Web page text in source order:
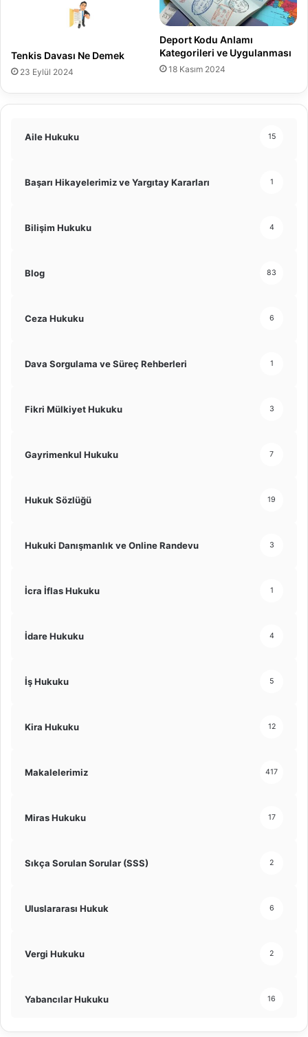
Tenkis Davası Ne Demek
23 Eylül 2024
Deport Kodu Anlamı
Kategorileri ve Uygulanması
18 Kasım 2024
Aile Hukuku 15
Başarı Hikayelerimiz ve Yargıtay Kararları 1
Bilişim Hukuku 4
Blog 83
Ceza Hukuku 6
Dava Sorgulama ve Süreç Rehberleri 1
Fikri Mülkiyet Hukuku 3
Gayrimenkul Hukuku 7
Hukuk Sözlüğü 19
Hukuki Danışmanlık ve Online Randevu 3
İcra İflas Hukuku 1
İdare Hukuku 4
İş Hukuku 5
Kira Hukuku 12
Makalelerimiz 417
Miras Hukuku 17
Sıkça Sorulan Sorular (SSS) 2
Uluslararası Hukuk 6
Vergi Hukuku 2
Yabancılar Hukuku 16